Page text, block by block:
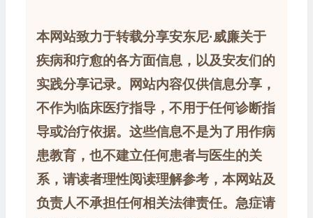
本网站致力于转载分享安东尼·威廉关于
疾病和疗愈的各方面信息，以及安友们的
实践分享记录。网站内容仅供信息分享，
不作为临床医疗指导，不用于任何诊断指
导或治疗依据。这些信息不是为了用作病
患教育，也不建立任何患者与医生的关
系，请读者理性阅读理解参考，本网站及
负责人不承担任何相关法律责任。急症请